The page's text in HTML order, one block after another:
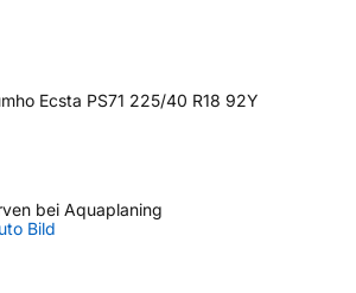
Ecsta PS71 225/40 R18 92Y
bei Aquaplaning
Bild